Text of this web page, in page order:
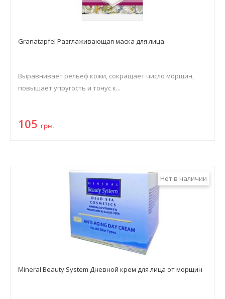
Granatapfel Разглаживающая маска для лица
Выравнивает рельеф кожи, сокращает число морщин,
повышает упругость и тонус к...
105 грн.
Нет в наличии
Mineral Beauty System Дневной крем для лица от морщин